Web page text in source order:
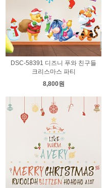
DSC-58391 디즈니 푸와 친구들
크리스마스 파티
8,800원